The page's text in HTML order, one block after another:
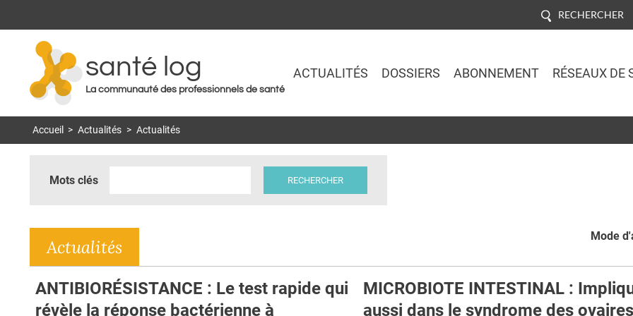
RECHERCHER
santé log
La communauté des professionnels de santé
ACTUALITÉS DOSSIERS ABONNEMENT RÉSEAUX DE
Accueil > Actualités > Actualités
Mots clés
Mode
Actualités
ANTIBIORÉSISTANCE : Le test rapide qui
révèle la réponse bactérienne à
MICROBIOTE INTESTINAL :
aussi dans le syndrome des ovaires